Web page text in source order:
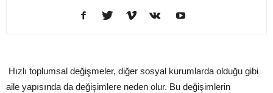
Hızlı toplumsal değişmeler, diğer sosyal kurumlarda olduğu gibi
aile yapısında da değişimlere neden olur. Bu değişimlerin